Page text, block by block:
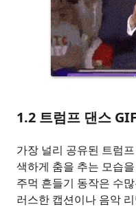
1.2 트럼프 댄스 GIF
가장 널리 공유된 트럼
색하게 춤을 추는 모습
주먹 흔들기 동작은 수
러스한 캡션이나 음악